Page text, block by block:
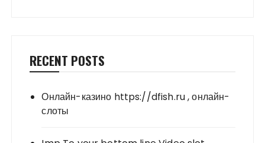
RECENT POSTS
Онлайн-казино https://dfish.ru , онлайн-
слоты